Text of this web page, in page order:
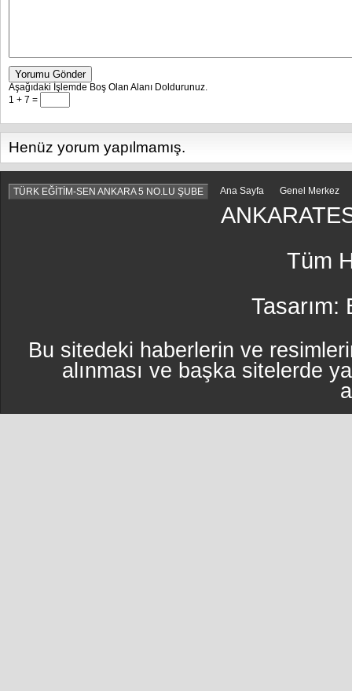
Yorumu Gönder
Aşağıdaki İşlemde Boş Olan Alanı Doldurunuz.
1 + 7 =
Henüz yorum yapılmamış.
TÜRK EĞİTİM-SEN ANKARA 5 NO.LU ŞUBE Ana Sayfa Genel Merkez
Tüm
Tasarım:
Bu sitedeki haberlerin ve
alınması ve başka sitelerde